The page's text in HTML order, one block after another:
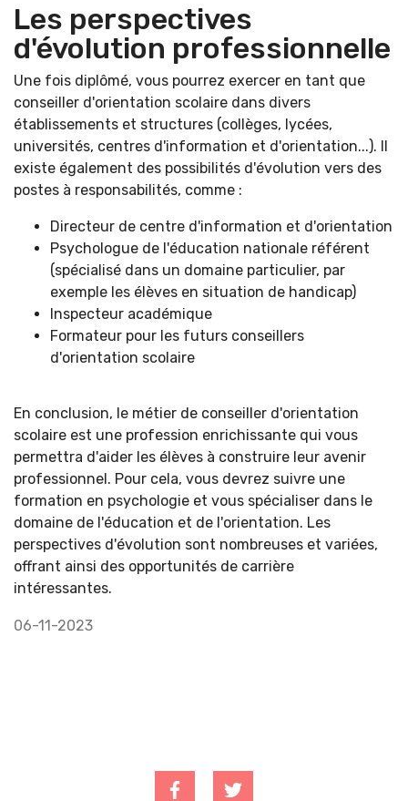
Les perspectives
d'évolution professionnelle
Une fois diplômé, vous pourrez exercer en tant que
conseiller d'orientation scolaire dans divers
établissements et structures (collèges, lycées,
universités, centres d'information et d'orientation...). Il
existe également des possibilités d'évolution vers des
postes à responsabilités, comme :
Directeur de centre d'information et d'orientation
Psychologue de l'éducation nationale référent
(spécialisé dans un domaine particulier, par
exemple les élèves en situation de handicap)
Inspecteur académique
Formateur pour les futurs conseillers
d'orientation scolaire
En conclusion, le métier de conseiller d'orientation
scolaire est une profession enrichissante qui vous
permettra d'aider les élèves à construire leur avenir
professionnel. Pour cela, vous devrez suivre une
formation en psychologie et vous spécialiser dans le
domaine de l'éducation et de l'orientation. Les
perspectives d'évolution sont nombreuses et variées,
offrant ainsi des opportunités de carrière
intéressantes.
06-11-2023